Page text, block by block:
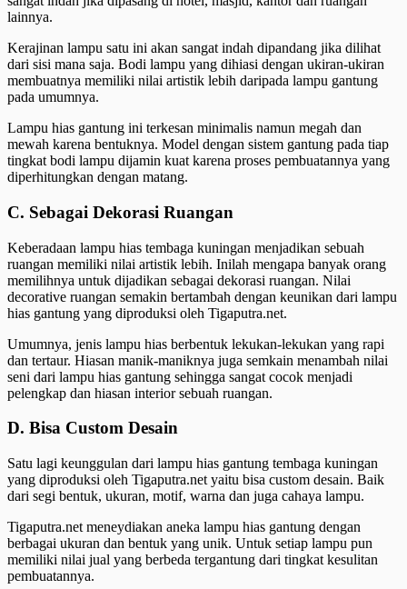
lainnya.
Kerajinan lampu satu ini akan sangat indah dipandang jika dilihat
dari sisi mana saja. Bodi lampu yang dihiasi dengan ukiran-ukiran
membuatnya memiliki nilai artistik lebih daripada lampu gantung
pada umumnya.
Lampu hias gantung ini terkesan minimalis namun megah dan
mewah karena bentuknya. Model dengan sistem gantung pada tiap
tingkat bodi lampu dijamin kuat karena proses pembuatannya yang
diperhitungkan dengan matang.
C. Sebagai Dekorasi Ruangan
Keberadaan lampu hias tembaga kuningan menjadikan sebuah
ruangan memiliki nilai artistik lebih. Inilah mengapa banyak orang
memilihnya untuk dijadikan sebagai dekorasi ruangan. Nilai
decorative ruangan semakin bertambah dengan keunikan dari lampu
hias gantung yang diproduksi oleh Tigaputra.net.
Umumnya, jenis lampu hias berbentuk lekukan-lekukan yang rapi
dan tertaur. Hiasan manik-maniknya juga semkain menambah nilai
seni dari lampu hias gantung sehingga sangat cocok menjadi
pelengkap dan hiasan interior sebuah ruangan.
D. Bisa Custom Desain
Satu lagi keunggulan dari lampu hias gantung tembaga kuningan
yang diproduksi oleh Tigaputra.net yaitu bisa custom desain. Baik
dari segi bentuk, ukuran, motif, warna dan juga cahaya lampu.
Tigaputra.net meneydiakan aneka lampu hias gantung dengan
berbagai ukuran dan bentuk yang unik. Untuk setiap lampu pun
memiliki nilai jual yang berbeda tergantung dari tingkat kesulitan
pembuatannya.